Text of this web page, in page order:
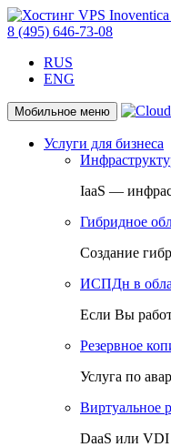
8 (495) 646-73-08
RUS
ENG
Мобильное меню
Услуги для бизнеса
IaaS —
Гибридное
Создание
ИСПДн в
Если Вы
Резервное
Услуга по
Виртуальное
DaaS или VDI